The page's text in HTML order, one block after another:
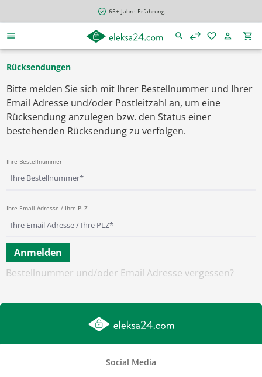
65+ Jahre Erfahrung
Rücksendungen
Bitte melden Sie sich mit Ihrer Bestellnummer und Ihrer
Email Adresse und/oder Postleitzahl an, um eine
Rücksendung anzulegen bzw. den Status einer
bestehenden Rücksendung zu verfolgen.
Ihre Bestellnummer
Ihre Email Adresse / Ihre PLZ
Anmelden
Bestellnummer und/oder Email Adresse vergessen?
Social Media